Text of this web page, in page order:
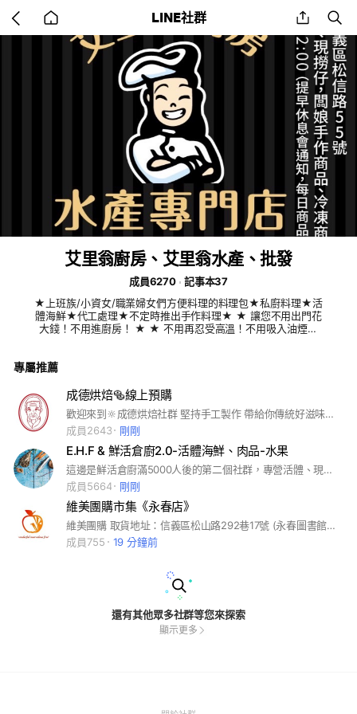
back
to
home
LINE社群 share
艾里翁廚房、艾里翁水產、批發
成員6270
記事本37
★上班族/小資女/職業婦女們方便料理的料理包★私廚料理★活
體海鮮★代工處理★不定時推出手作料理★ ★ 讓您不用出門花
大錢！不用進廚房！ ★ ★ 不用再忍受高溫！不用吸入油煙！
原始的口感！ 料多實在、風味迷人，醬汁濃郁配飯超開胃， 讓
真材實料歡迎你的加入
專屬推薦
成德烘焙🥯線上預購
歡迎來到🔆成德烘焙社群 堅持手工製作 帶給你傳統好滋味🥰 📌即時接收當天出爐資訊📌 #台北烘焙#饅頭#月餅#蛋糕#蘿蔔糕
成員2643
剛剛
E.H.F & 鮮活倉廚2.0-活體海鮮、肉品-水果
這邊是鮮活倉廚滿5000人後的第二個社群，專營活體、現撈、冷凍海鮮及肉品，食品，實體店面，歡迎來選購
成員5664
剛剛
維美團購市集《永春店》
維美團購 取貨地址：信義區松山路292巷17號 (永春圖書館正對面) 營業時間：每日12:00-19:00 (週一、週五公休) #時令蔬果 #排隊美食 #冷凍食材 #日常用品 《1》入群後請先點擊上方公告詳閱板規。 《2》請靜心等待貼文更新(公休日不更新)。 新品上架時間約為每晚21~22點。 現貨更新時間約為每日12~13點。 《3》任何商品請「一律」登記於記事本內，勿於公頻喊單。 本期通關密碼：綿柔舒適
成員755
19 分鐘前
還有其他眾多社群等您來探索
顯示更多